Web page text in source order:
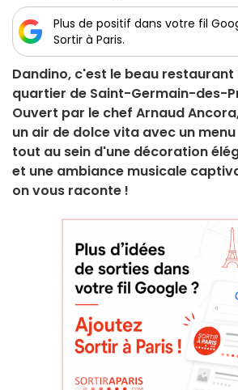
Plus de positif dans votre fil
Sortir à Paris.
Dandino, c'est le beau restaurant
quartier de Saint-Germain-des-
Ouvert par le chef Arnaud
un air de dolce vita avec un
tout au sein d'une décoration
et une ambiance musicale
on vous raconte !